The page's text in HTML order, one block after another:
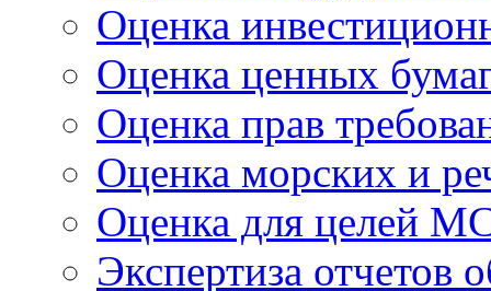
Оценка
Оценка ценных
Оценка прав
Оценка морских и
Оценка для целей
Экспертиза отчетов